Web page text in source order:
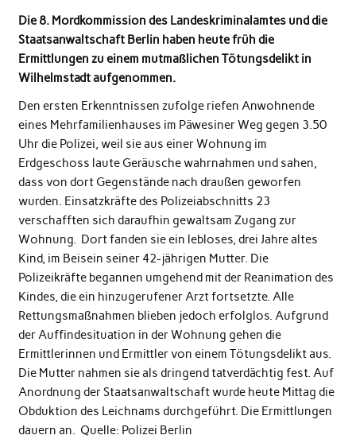
Die 8. Mordkommission des Landeskriminalamtes und die
Staatsanwaltschaft Berlin haben heute früh die
Ermittlungen zu einem mutmaßlichen Tötungsdelikt in
Wilhelmstadt aufgenommen.
Den ersten Erkenntnissen zufolge riefen Anwohnende
eines Mehrfamilienhauses im Päwesiner Weg gegen 3.50
Uhr die Polizei, weil sie aus einer Wohnung im
Erdgeschoss laute Geräusche wahrnahmen und sahen,
dass von dort Gegenstände nach draußen geworfen
wurden. Einsatzkräfte des Polizeiabschnitts 23
verschafften sich daraufhin gewaltsam Zugang zur
Wohnung. Dort fanden sie ein lebloses, drei Jahre altes
Kind, im Beisein seiner 42-jährigen Mutter. Die
Polizeikräfte begannen umgehend mit der Reanimation des
Kindes, die ein hinzugerufener Arzt fortsetzte. Alle
Rettungsmaßnahmen blieben jedoch erfolglos. Aufgrund
der Auffindesituation in der Wohnung gehen die
Ermittlerinnen und Ermittler von einem Tötungsdelikt aus.
Die Mutter nahmen sie als dringend tatverdächtig fest. Auf
Anordnung der Staatsanwaltschaft wurde heute Mittag die
Obduktion des Leichnams durchgeführt. Die Ermittlungen
dauern an. Quelle: Polizei Berlin